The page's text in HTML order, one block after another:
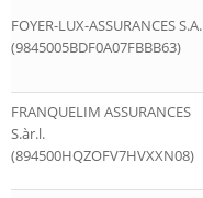
FOYER-LUX-ASSURANCES S.A.
(9845005BDF0A07FBBB63)
FRANQUELIM ASSURANCES
S.àr.l.
(894500HQZOFV7HVXXN08)